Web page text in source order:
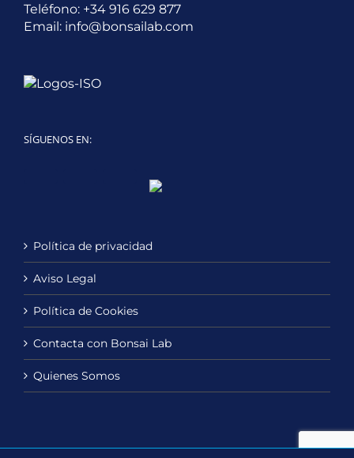
Teléfono: +34 916 629 877
Email: info@bonsailab.com
SÍGUENOS EN:
LinkedInYouTube
Política de privacidad
Aviso Legal
Política de Cookies
Contacta con Bonsai Lab
Quienes Somos